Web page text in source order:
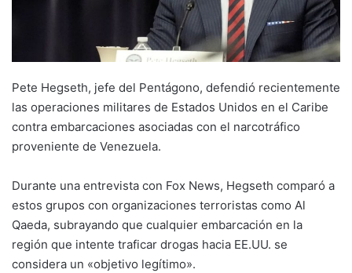
Pete Hegseth, jefe del Pentágono, defendió recientemente
las operaciones militares de Estados Unidos en el Caribe
contra embarcaciones asociadas con el narcotráfico
proveniente de Venezuela.
Durante una entrevista con Fox News, Hegseth comparó a
estos grupos con organizaciones terroristas como Al
Qaeda, subrayando que cualquier embarcación en la
región que intente traficar drogas hacia EE.UU. se
considera un «objetivo legítimo».